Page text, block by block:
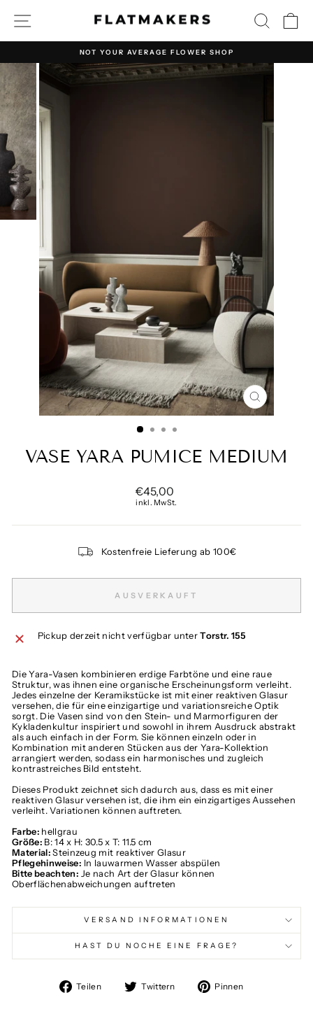
zum
Inhalt
SEITENNAVIGATION SUCHE
Pause
Diashow
NOT YOUR AVERAGE FLOWER SHOP
ESC)
VASE YARA PUMICE MEDIUM
Normaler
Preis
€45,00
inkl. MwSt.
Kostenfreie Lieferung ab 100€
AUSVERKAUFT
Pickup derzeit nicht verfügbar unterTorstr. 155
Die Yara-Vasen kombinieren erdige Farbtöne und eine raue
Struktur, was ihnen eine organische Erscheinungsform verleiht.
Jedes einzelne der Keramikstücke ist mit einer reaktiven Glasur
versehen, die für eine einzigartige und variationsreiche Optik
sorgt. Die Vasen sind von den Stein- und Marmorfiguren der
Kykladenkultur inspiriert und sowohl in ihrem Ausdruck abstrakt
als auch einfach in der Form. Sie können einzeln oder in
Kombination mit anderen Stücken aus der Yara-Kollektion
arrangiert werden, sodass ein harmonisches und zugleich
kontrastreiches Bild entsteht.
Dieses Produkt zeichnet sich dadurch aus, dass es mit einer
reaktiven Glasur versehen ist, die ihm ein einzigartiges Aussehen
verleiht. Variationen können auftreten.
Farbe: hellgrau
Größe: B: 14 x H: 30.5 x T: 11.5 cm
Material:Steinzeug mit reaktiver Glasur
Pflegehinweise: In lauwarmen Wasser abspülen
Bitte beachten: Je nach Art der Glasur können
Oberflächenabweichungen auftreten
VERSAND INFORMATIONEN
HAST DU NOCHE EINE FRAGE?
Teilen
Auf
Facebook
Twittern
Auf
Twitter
Pinnen